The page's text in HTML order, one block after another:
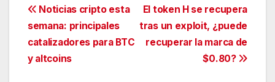
Navegación
de
entradas
El token H se recupera
tras un exploit, ¿puede
recuperar la marca de
$0.80?
Noticias cripto esta
semana: principales
catalizadores para BTC
y altcoins